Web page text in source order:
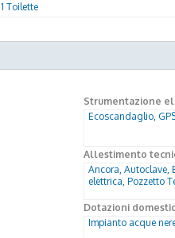
1 Toilette
Strumentazione
Ecoscandaglio,
Allestimento
Ancora, Autoclave,
elettrica, Pozzetto
Dotazioni
Impianto acque